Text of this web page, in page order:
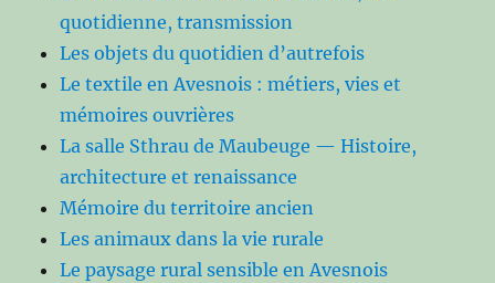
quotidienne, transmission
Les objets du quotidien d’autrefois
Le textile en Avesnois : métiers, vies et
mémoires ouvrières
La salle Sthrau de Maubeuge — Histoire,
architecture et renaissance
Mémoire du territoire ancien
Les animaux dans la vie rurale
Le paysage rural sensible en Avesnois